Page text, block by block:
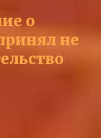
о
не